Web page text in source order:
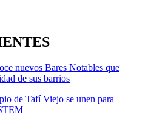
nuevos Bares Notables que
de sus barrios
de Tafí Viejo se unen para